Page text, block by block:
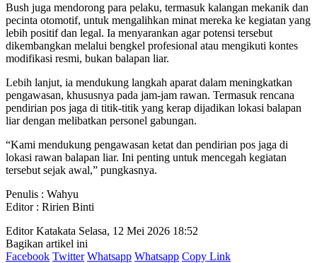
Bush juga mendorong para pelaku, termasuk kalangan mekanik dan
pecinta otomotif, untuk mengalihkan minat mereka ke kegiatan yang
lebih positif dan legal. Ia menyarankan agar potensi tersebut
dikembangkan melalui bengkel profesional atau mengikuti kontes
modifikasi resmi, bukan balapan liar.
Lebih lanjut, ia mendukung langkah aparat dalam meningkatkan
pengawasan, khususnya pada jam-jam rawan. Termasuk rencana
pendirian pos jaga di titik-titik yang kerap dijadikan lokasi balapan
liar dengan melibatkan personel gabungan.
“Kami mendukung pengawasan ketat dan pendirian pos jaga di
lokasi rawan balapan liar. Ini penting untuk mencegah kegiatan
tersebut sejak awal,” pungkasnya.
Penulis : Wahyu
Editor : Ririen Binti
Editor Katakata Selasa, 12 Mei 2026 18:52
Bagikan artikel ini
Facebook Twitter Whatsapp Whatsapp Copy Link